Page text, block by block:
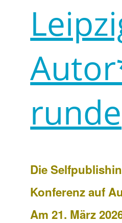
runde
Die
Konferenz auf
Am 21. März